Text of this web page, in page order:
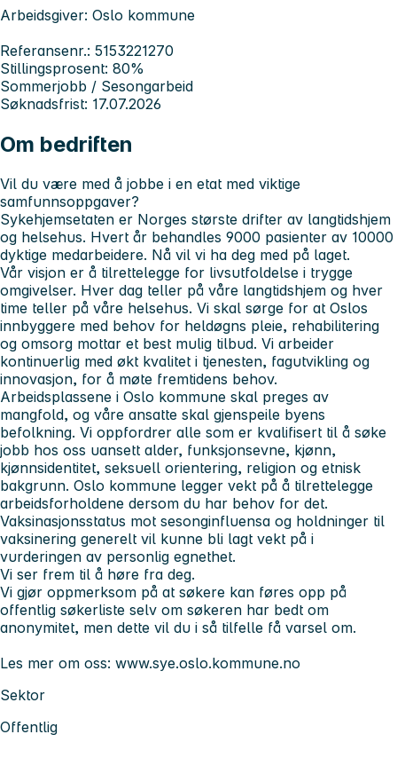
Arbeidsgiver: Oslo kommune
Referansenr.: 5153221270
Stillingsprosent: 80%
Sommerjobb / Sesongarbeid
Søknadsfrist: 17.07.2026
Om bedriften
Vil du være med å jobbe i en etat med viktige
samfunnsoppgaver?
Sykehjemsetaten er Norges største drifter av langtidshjem
og helsehus. Hvert år behandles 9000 pasienter av 10000
dyktige medarbeidere. Nå vil vi ha deg med på laget.
Vår visjon er å tilrettelegge for livsutfoldelse i trygge
omgivelser. Hver dag teller på våre langtidshjem og hver
time teller på våre helsehus. Vi skal sørge for at Oslos
innbyggere med behov for heldøgns pleie, rehabilitering
og omsorg mottar et best mulig tilbud. Vi arbeider
kontinuerlig med økt kvalitet i tjenesten, fagutvikling og
innovasjon, for å møte fremtidens behov.
Arbeidsplassene i Oslo kommune skal preges av
mangfold, og våre ansatte skal gjenspeile byens
befolkning. Vi oppfordrer alle som er kvalifisert til å søke
jobb hos oss uansett alder, funksjonsevne, kjønn,
kjønnsidentitet, seksuell orientering, religion og etnisk
bakgrunn. Oslo kommune legger vekt på å tilrettelegge
arbeidsforholdene dersom du har behov for det.
Vaksinasjonsstatus mot sesonginfluensa og holdninger til
vaksinering generelt vil kunne bli lagt vekt på i
vurderingen av personlig egnethet.
Vi ser frem til å høre fra deg.
Vi gjør oppmerksom på at søkere kan føres opp på
offentlig søkerliste selv om søkeren har bedt om
anonymitet, men dette vil du i så tilfelle få varsel om.
Les mer om oss: www.sye.oslo.kommune.no
Sektor
Offentlig